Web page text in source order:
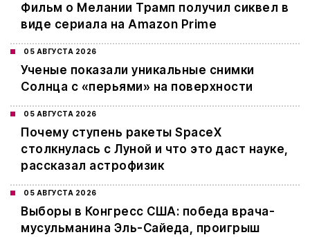
Фильм о Мелании Трамп получил сиквел в
виде сериала на Amazon Prime
05 АВГУСТА 2026
Ученые показали уникальные снимки
Солнца с «перьями» на поверхности
05 АВГУСТА 2026
Почему ступень ракеты SpaceX
столкнулась с Луной и что это даст науке,
рассказал астрофизик
05 АВГУСТА 2026
Выборы в Конгресс США: победа врача-
мусульманина Эль-Сайеда, проигрыш